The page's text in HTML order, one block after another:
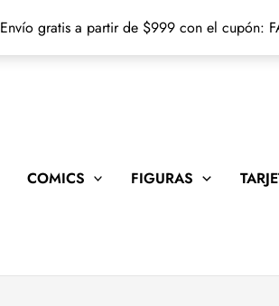
Envío gratis a partir de $999 con el cupón:
COMICS FIGURAS